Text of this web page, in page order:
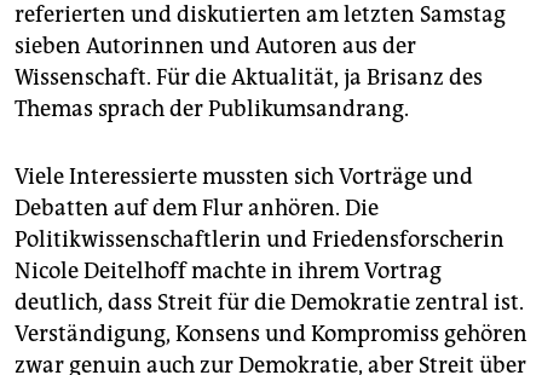
verlag
verlag
veranstaltungen
shop
fragen & hilfe
unterstützen
abo
genossenschaft
referierten und diskutierten am letzten Samstag
sieben Autorinnen und Autoren aus der
Wissenschaft. Für die Aktualität, ja Brisanz des
Themas sprach der Publikumsandrang.
Viele Interessierte mussten sich Vorträge und
Debatten auf dem Flur anhören. Die
Politikwissenschaftlerin und Friedensforscherin
Nicole Deitelhoff machte in ihrem Vortrag
deutlich, dass Streit für die Demokratie zentral ist.
Verständigung, Konsens und Kompromiss gehören
zwar genuin auch zur Demokratie, aber Streit über